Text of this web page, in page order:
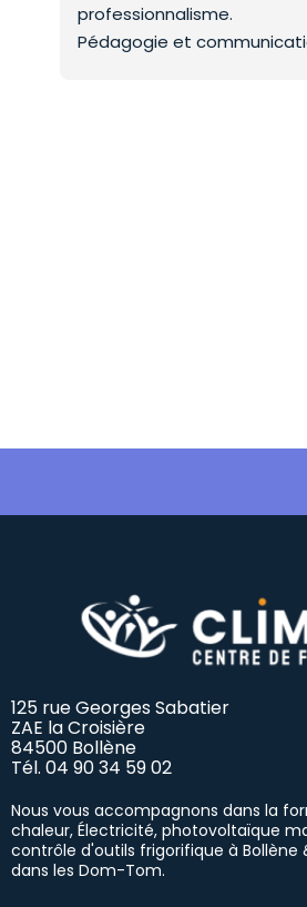
professionnalisme.
Pédagogie et
125 rue Georges Sabatier
ZAE la Croisière
84500 Bollène
Tél. 04 90 34 59 02
Nous vous accompagnons dans la
chaleur, Électricité, photovoltaïque
contrôle d'outils frigorifique à
dans les Dom-Tom.